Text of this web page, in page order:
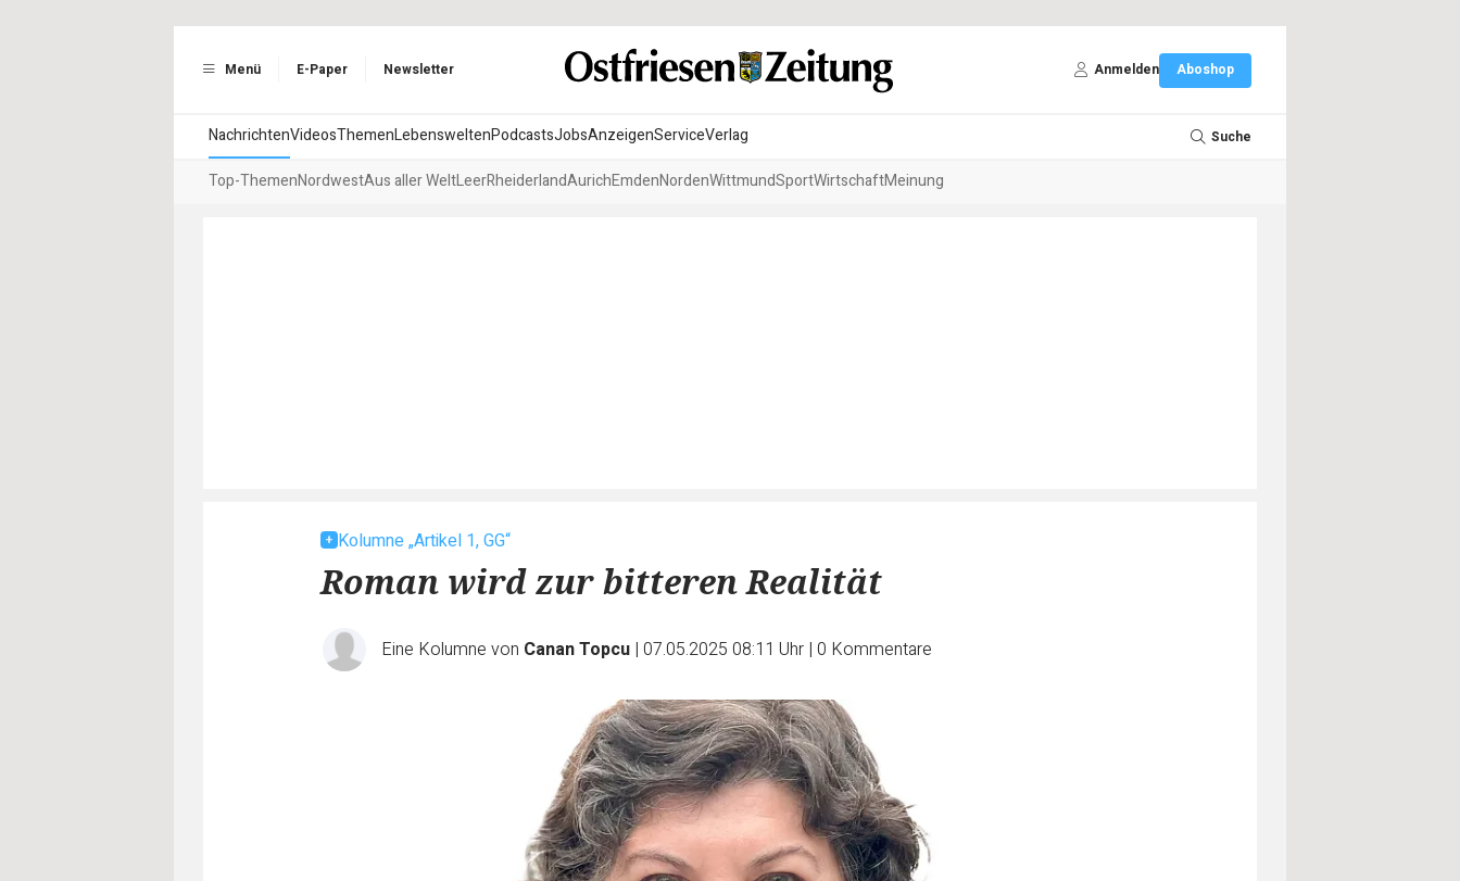
Menü E-Paper Newsletter Anmelden Aboshop
NachrichtenVideosThemenLebensweltenPodcastsJobsAnzeigenServiceVerlag Suche
Top-ThemenNordwestAus aller WeltLeerRheiderlandAurichEmdenNordenWittmundSportWirtschaftMeinung
Kolumne „Artikel 1, GG“
Roman wird zur bitteren Realität
Eine Kolumne von Canan Topcu | 07.05.2025 08:11 Uhr | 0 Kommentare